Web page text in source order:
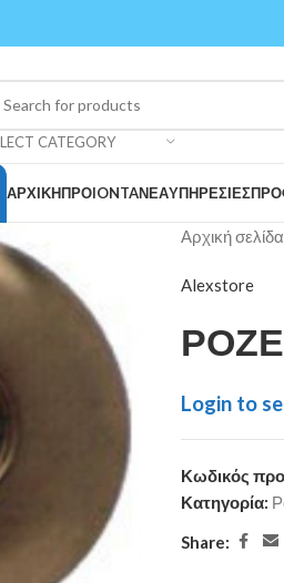
CATEGORY
ΑΡΧΙΚΗΠΡΟIONTAΝΕΑΥΠΗΡΕΣΙΕΣ
Αρχική σελίδα
Alexstore
Login to
Κωδικός
Κατηγορία:
Share: